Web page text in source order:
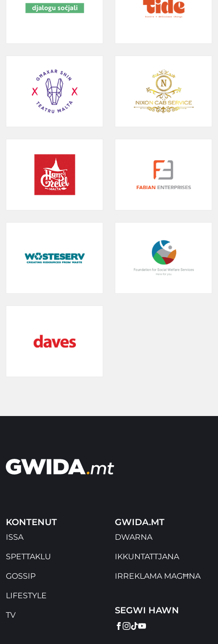
KONTENUT
ISSA
SPETTAKLU
GOSSIP
LIFESTYLE
TV
GWIDA.MT
DWARNA
IKKUNTATTJANA
IRREKLAMA MAGĦNA
SEGWI HAWN
FACEBOOK
INSTAGRAM
TIKTOK
YOUTUBE